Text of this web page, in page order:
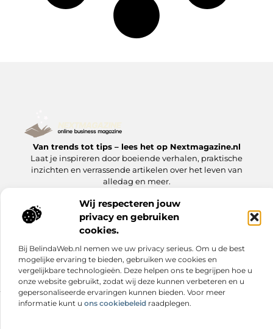
Wij respecteren jouw
privacy en gebruiken
cookies.
Bij BelindaWeb.nl nemen we uw privacy serieus. Om u de best
mogelijke ervaring te bieden, gebruiken we cookies en
vergelijkbare technologieën. Deze helpen ons te begrijpen hoe u
onze website gebruikt, zodat wij deze kunnen verbeteren en u
gepersonaliseerde ervaringen kunnen bieden. Voor meer
informatie kunt u ons cookiebeleid raadplegen.
Van trends tot tips – lees het op Nextmagazine.nl
Laat je inspireren door boeiende verhalen, praktische
inzichten en verrassende artikelen over het leven van
alledag en meer.
Onze
informatieBericht categorie
Cookiebeleid (EU)